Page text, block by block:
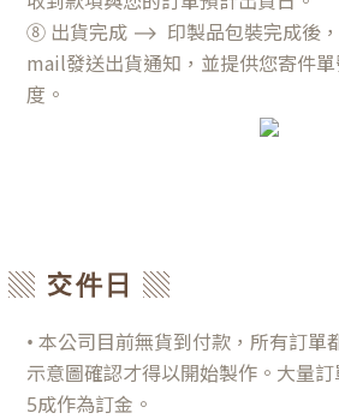
⑧ 出貨完成 ⟶ 印製品包裝完成後
mail發送出貨通知，並提供您寄件
度。
▒ 交件日 ▒
• 本公司目前無貨到付款，所有訂單
示意圖確認才得以開始製作。大量
5成作為訂金。